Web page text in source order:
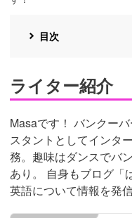
目次
ライター紹介
Masaです！ バンクー
スタントとしてインタ
務。趣味はダンスでバ
あり。 自身もブログ「
英語について情報を発